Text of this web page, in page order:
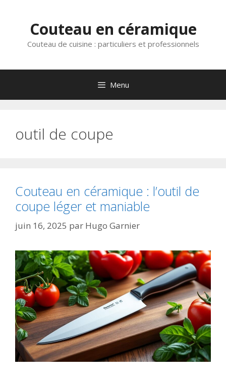
contenuCouteau en céramique
Couteau de cuisine : particuliers et professionnels
Menu
outil de coupe
Couteau en céramique : l’outil de
coupe léger et maniable
juin 16, 2025 par Hugo Garnier